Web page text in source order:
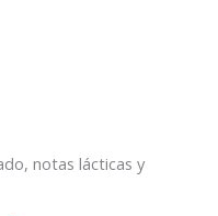
notas lácticas y